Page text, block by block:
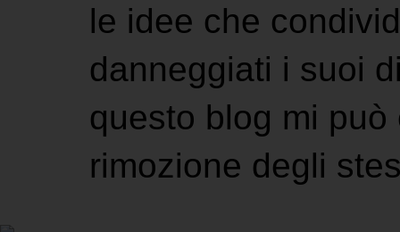
le idee che
danneggiati i suoi
questo blog mi
rimozione degli